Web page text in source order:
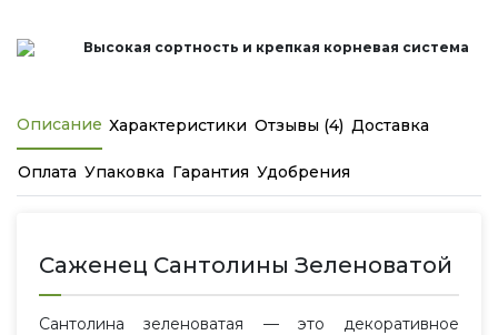
Высокая сортность и крепкая корневая система
Описание Характеристики Отзывы (4) Доставка
Оплата Упаковка Гарантия Удобрения
Саженец Сантолины Зеленоватой
Сантолина зеленоватая — это декоративное